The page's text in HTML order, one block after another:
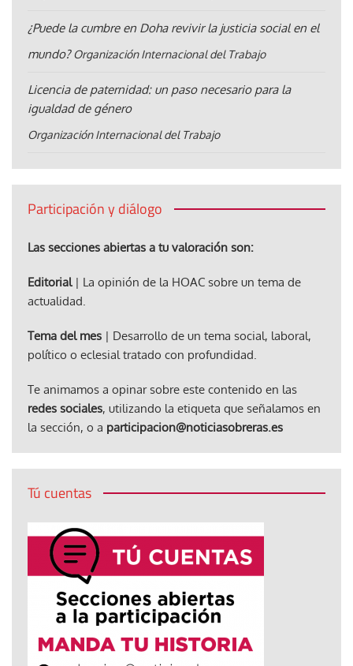
¿Puede la cumbre en Doha revivir la justicia social en el
mundo? Organización Internacional del Trabajo
Licencia de paternidad: un paso necesario para la
igualdad de género
Organización Internacional del Trabajo
Participación y diálogo
Las secciones abiertas a tu valoración son:
Editorial| La opinión de la HOAC sobre un tema de
actualidad.
Tema del mes | Desarrollo de un tema social, laboral,
político o eclesial tratado con profundidad.
Te animamos a opinar sobre este contenido en las
redes sociales, utilizando la etiqueta que señalamos en
la sección, o a participacion@noticiasobreras.es
Tú cuentas